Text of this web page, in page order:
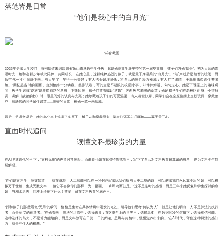
落笔皆是日常
“他们是我心中的白月光”
“试卷”截图
2023年走出大学校门，曲别怡嬉来到四川省乐山市马边中学任教，这是她职业生涯里带的第一届毕业班，孩子们叫她“怡哥”。初为人师的青
涩时光，她和这群少年彼此陪伴、共同成长，在她心里，这群纯粹热烈的孩子，就是最干净温柔的“白月光”。“‘哇’声过后是短暂的喧闹，而
后空气一寸寸沉静下来。有人笑了，笑得十分美好；有人把头越埋越低，将自己的感性极力掩藏；有人红了眼睛，干脆用纸巾遮住整张
脸。”回忆起当时的画面，曲别怡嬉十分动容。整张试卷，写的全是不起眼的校园小事，却件件鲜活、句句走心。她记下课堂上的趣味瞬
间，教学生读懂“逆旅”是迎接前路的意思，下课铃响，孩子们笑着喊起“逆饭”，奔向热气腾腾的食堂；她记得学生们在老校区化身小小讲解
员，讲解《故都的秋》时，眼里闪烁的认真与光亮；她珍藏着孩子们的可爱温柔，有人请假缺席，同学们会在空座位摆上企鹅玩偶，穿戴整
齐，替缺席的同学留住课堂......细碎的日常，被她一笔一画珍藏。
最后一节语文课后，她的办公桌上堆满了车厘子、栀子花和早餐面包，学生们还不忘叮嘱她——要天天开心。
直面时代追问
读懂文科最珍贵的力量
在AI飞速迭代的当下，“文科无用”的声音时常响起。而曲别怡嬉在这张特殊试卷里，写下了自己对文科教育最真诚的思考，也为文科少年答
疑解惑。
“你们是文科生，应该知道——就在此刻，人工智能可以在一秒钟内写出比我们所有人更工整的诗，可以解出我们永远算不出的题，可以模
拟万千世相、生成无数文本......但它不会像你们那样，为一幅画、一声蝉鸣而驻足。”这不是临时的感慨，而是三年来她反复和学生探讨的命
题：当潮水退去，沙滩上还剩下什么？答案，藏在文科教育的底色里。
“我和孩子们那些看似“无用”的瞬间，恰恰是生命在具体情境中迸发的光芒。引导他们思考‘何以为人’，就是让他们明白：人不是算法的执行
者，而是意义的创造者。”在她看来，算法的洪流中，选择善良；在效率至上的世界里，选择温柔；在数据冰冷的逻辑下，选择相信可能。
这种选择的能力，不是算力能给的，而是文科教育在日复一日的阅读、思辨与共情中，慢慢滋养出来的。“在AI时代，守住这种鲜活的感知
力，就是守住人的根基。”